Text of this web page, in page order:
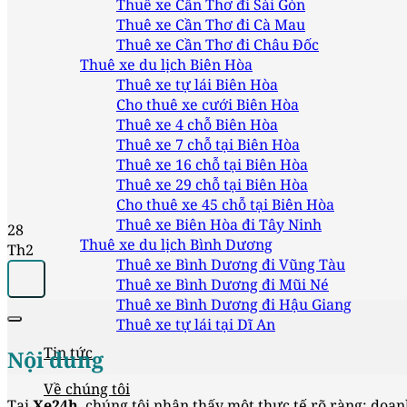
Thuê xe Cần Thơ đi Sài Gòn
Thuê xe Cần Thơ đi Cà Mau
Thuê xe Cần Thơ đi Châu Đốc
Thuê xe du lịch Biên Hòa
Thuê xe tự lái Biên Hòa
Cho thuê xe cưới Biên Hòa
Thuê xe 4 chỗ Biên Hòa
Thuê xe 7 chỗ tại Biên Hòa
Thuê xe 16 chỗ tại Biên Hòa
Thuê xe 29 chỗ tại Biên Hòa
Cho thuê xe 45 chỗ tại Biên Hòa
Thuê xe Biên Hòa đi Tây Ninh
Thuê xe du lịch Bình Dương
Thuê xe Bình Dương đi Vũng Tàu
Thuê xe Bình Dương đi Mũi Né
Thuê xe Bình Dương đi Hậu Giang
Thuê xe tự lái tại Dĩ An
Tin tức
Về chúng tôi
28
Th2
Nội dung